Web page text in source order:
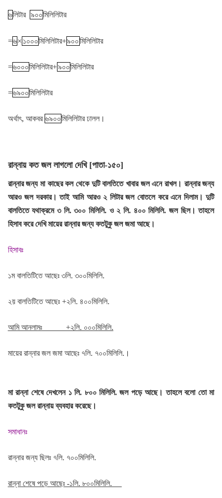
৬লিটার ৯০০মিলিলিটার
=৬× ১০০০মিলিলিটার+৯০০মিলিলিটার
=৬০০০মিলিলিটার+৯০০মিলিলিটার
=৬৯০০মিলিলিটার
অর্থাৎ, আকবর ৬৯০০মিলিলিটার ঢালল।
রান্নায় কত জল লাগলো দেখি [পাতা-১৫০]
রান্নার জন্য মা কাছের কল থেকে দুটি বালতিতে খাবার জল এনে রাখল। রান্নার জন্য
আরও জল দরকার। তাই আমি আরও ২ লিটার জল বোতলে করে এনে দিলাম। দুটি
বালতিতে যথাক্রমে ৩ লি. ৩০০ মিলিলি. ও ২ লি. ৪০০ মিলিলি. জল ছিল। তাহলে
হিসাব করে দেখি মায়ের রান্নার জন্য কতটুকু জল জমা আছে।
হিসাবঃ
১ম বালতিটিতে আছেঃ ৩লি. ৩০০মিলিলি.
২য় বালতিটিতে আছেঃ +২লি. ৪০০মিলিলি.
আমি আনলামঃ +২লি. ০০০মিলিলি.
মায়ের রান্নার জল জমা আছেঃ ৭লি. ৭০০মিলিলি.।
মা রান্না শেষে দেখলেন ১ লি. ৮০০ মিলিলি. জল পড়ে আছে। তাহলে বলো তো মা
কতটুকু জল রান্নায় ব্যবহার করেছে।
সমাধানঃ
রান্নার জন্য ছিলঃ ৭লি. ৭০০মিলিলি.
রান্না শেষে পড়ে আছেঃ -১লি. ৮০০মিলিলি.